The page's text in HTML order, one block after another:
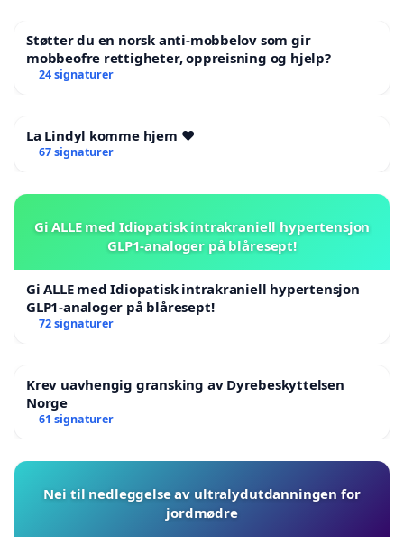
Støtter du en norsk anti-mobbelov som gir
mobbeofre rettigheter, oppreisning og hjelp?
24 signaturer
La Lindyl komme hjem ❤️
67 signaturer
Gi ALLE med Idiopatisk intrakraniell hypertensjon
GLP1-analoger på blåresept!
Gi ALLE med Idiopatisk intrakraniell hypertensjon
GLP1-analoger på blåresept!
72 signaturer
Krev uavhengig gransking av Dyrebeskyttelsen
Norge
61 signaturer
Nei til nedleggelse av ultralydutdanningen for
jordmødre